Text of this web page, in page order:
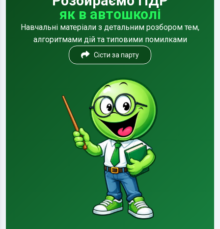
як в автошколі
Навчальні матеріали з детальним розбором тем,
алгоритмами дій та типовими помилками
Сісти за парту